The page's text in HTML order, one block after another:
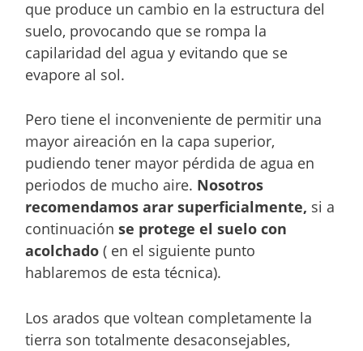
que produce un cambio en la estructura del
suelo, provocando que se rompa la
capilaridad del agua y evitando que se
evapore al sol.
Pero tiene el inconveniente de permitir una
mayor aireación en la capa superior,
pudiendo tener mayor pérdida de agua en
periodos de mucho aire. Nosotros
recomendamos arar superficialmente, si a
continuaciónse protege el suelo con
acolchado ( en el siguiente punto
hablaremos de esta técnica).
Los arados que voltean completamente la
tierra son totalmente desaconsejables,